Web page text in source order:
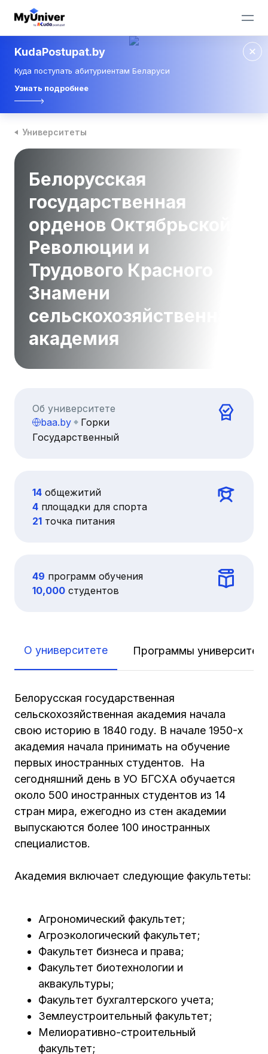
KudaPostupat.by
Куда поступать абитуриентам Беларуси
Узнать подробнее
Университеты
Белорусская
государственная
орденов Октябрьской
Революции и
Трудового Красного
Знамени
сельскохозяйственная
академия
Об университете
baa.by
Горки
Государственный
14 общежитий
4 площадки для спорта
21 точка питания
49 программ обучения
10,000 cтудентов
О университете Программы
Белорусская государственная
сельскохозяйственная академия начала
свою историю в 1840 году. В начале 1950-х
академия начала принимать на обучение
первых иностранных студентов. На
сегодняшний день в УО БГСХА обучается
около 500 иностранных студентов из 14
стран мира, ежегодно из стен академии
выпускаются более 100 иностранных
специалистов.
Академия включает следующие факультеты:
Агрономический факультет;
Агроэкологический факультет;
Факультет бизнеса и права;
Факультет биотехнологии и
аквакультуры;
Факультет бухгалтерского учета;
Землеустроительный факультет;
Мелиоративно-строительный
факультет;